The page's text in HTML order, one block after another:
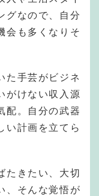
グなので、自分
会も多くなりそ
た手芸がビジネ
がけない収入源
配。自分の武器
い計画を立てら
たきたい、大切
、そんな覚悟が